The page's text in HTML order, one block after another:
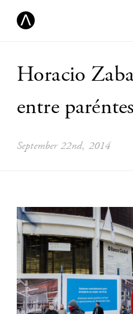
Horacio
entre
September 22nd, 2014